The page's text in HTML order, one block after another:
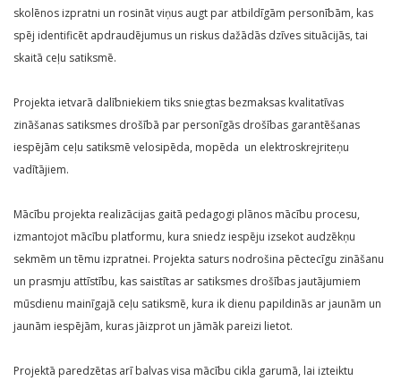
skolēnos izpratni un rosināt viņus augt par atbildīgām personībām, kas
spēj identificēt apdraudējumus un riskus dažādās dzīves situācijās, tai
skaitā ceļu satiksmē.
Projekta ietvarā dalībniekiem tiks sniegtas bezmaksas kvalitatīvas
zināšanas satiksmes drošībā par personīgās drošības garantēšanas
iespējām ceļu satiksmē velosipēda, mopēda un elektroskrejriteņu
vadītājiem.
Mācību projekta realizācijas gaitā pedagogi plānos mācību procesu,
izmantojot mācību platformu, kura sniedz iespēju izsekot audzēkņu
sekmēm un tēmu izpratnei. Projekta saturs nodrošina pēctecīgu zināšanu
un prasmju attīstību, kas saistītas ar satiksmes drošības jautājumiem
mūsdienu mainīgajā ceļu satiksmē, kura ik dienu papildinās ar jaunām un
jaunām iespējām, kuras jāizprot un jāmāk pareizi lietot.
Projektā paredzētas arī balvas visa mācību cikla garumā, lai izteiktu